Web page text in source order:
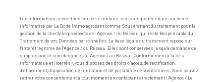
Les informations recueillies sur ce formulaire sont enregistrées dans un fichier
informatisé par La Boite Immo agissant comme Sous-traitant du traitement pour la
gestion de la clientèle/prospects de l'Agence / du Réseau qui reste Responsable du
Traitement de vos Données personnelles. La base légale du traitement repose sur
l'intérêt légitime de l'Agence / du Réseau. Elles sont conservées jusqu'à demande de
suppression et sont destinées à l'Agence / au Réseau. Conformément à la loi «
informatique et libertés », vous disposez des droits d’accès, de rectification,
d’effacement, d’opposition, de limitation et de portabilité de vos données. Vous pouvez
retirer votre consentement à tout moment en contactant directement l’Agence / Le